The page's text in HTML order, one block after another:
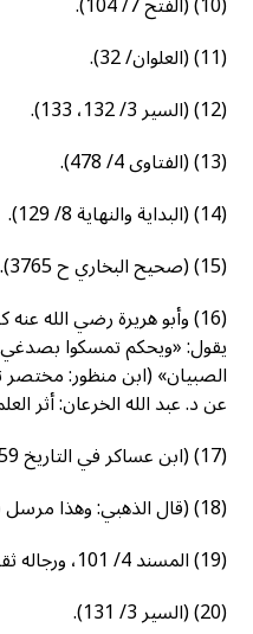
(11) (العلوان/ 32).
(12) (السير 3/ 132، 133).
(13) (الفتاوى 4/ 478).
(14) (البداية والنهاية 8/ 129).
(15) (صحيح البخاري ح 3765).
(16) وأبو هريرة رضي الله
يقول: «ويحكم تمسكوا بصدغي
عن د. عبد الله الخرعان: أثر
(17) (ابن عساكر في التاريخ 59/ 208).
(18) (قال الذهبي: وهذا مرسل قوي: السير 3/ 127).
(19) المسند 4/ 101، ورجاله ثقات.
(20) (السير 3/ 131).